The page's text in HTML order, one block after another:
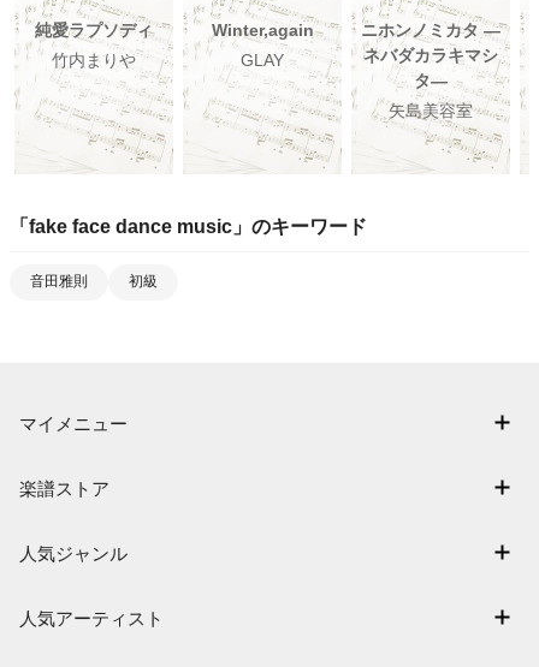
純愛ラプソディ
竹内まりや
Winter,again
GLAY
ニホンノミカタ ―
ネバダカラキマシ
タ―
矢島美容室
「 fake face dance music 」のキーワード
音田雅則 初級
マイメニュー
退会はこちら
楽譜ストア
難易度別に探す
人気ジャンル
人気アーティスト